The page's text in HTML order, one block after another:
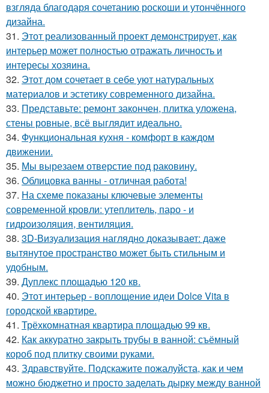
взгляда благодаря сочетанию роскоши и утончённого
дизайна.
31. Этот реализованный проект демонстрирует, как
интерьер может полностью отражать личность и
интересы хозяина.
32. Этот дом сочетает в себе уют натуральных
материалов и эстетику современного дизайна.
33. Представьте: ремонт закончен, плитка уложена,
стены ровные, всё выглядит идеально.
34. Функциональная кухня - комфорт в каждом
движении.
35. Мы вырезаем отверстие под раковину.
36. Облицовка ванны - отличная работа!
37. На схеме показаны ключевые элементы
современной кровли: утеплитель, паро - и
гидроизоляция, вентиляция.
38. 3D-Визуализация наглядно доказывает: даже
вытянутое пространство может быть стильным и
удобным.
39. Дуплекс площадью 120 кв.
40. Этот интерьер - воплощение идеи Dolce Vita в
городской квартире.
41. Трёхкомнатная квартира площадью 99 кв.
42. Как аккуратно закрыть трубы в ванной: съёмный
короб под плитку своими руками.
43. Здравствуйте. Подскажите пожалуйста, как и чем
можно бюджетно и просто заделать дырку между ванной